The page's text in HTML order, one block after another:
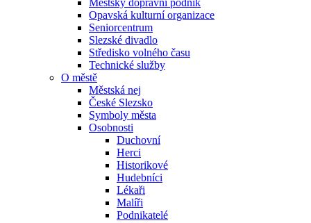
Městský dopravní podnik
Opavská kulturní organizace
Seniorcentrum
Slezské divadlo
Středisko volného času
Technické služby
O městě
Městská nej
České Slezsko
Symboly města
Osobnosti
Duchovní
Herci
Historikové
Hudebníci
Lékaři
Malíři
Podnikatelé